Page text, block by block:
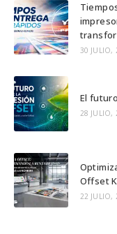
una
nueva
pestaña
una
nueva
pestaña
una
30 JULIO,
El
28 JULIO,
Offset
22 JULIO,